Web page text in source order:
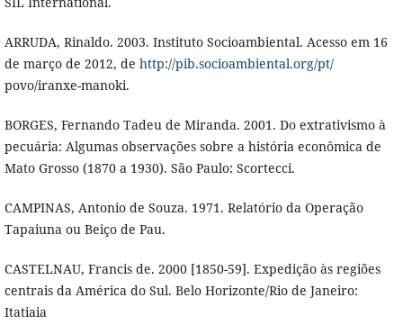
ARRUDA, Rinaldo. 2003. Instituto Socioambiental. Acesso em 16
de março de 2012, de http://pib.socioambiental.org/pt/
povo/iranxe-manoki.
BORGES, Fernando Tadeu de Miranda. 2001. Do extrativismo à
pecuária: Algumas observações sobre a história econômica de
Mato Grosso (1870 a 1930). São Paulo: Scortecci.
CAMPINAS, Antonio de Souza. 1971. Relatório da Operação
Tapaiuna ou Beiço de Pau.
CASTELNAU, Francis de. 2000 [1850-59]. Expedição às regiões
centrais da América do Sul. Belo Horizonte/Rio de Janeiro:
Itatiaia